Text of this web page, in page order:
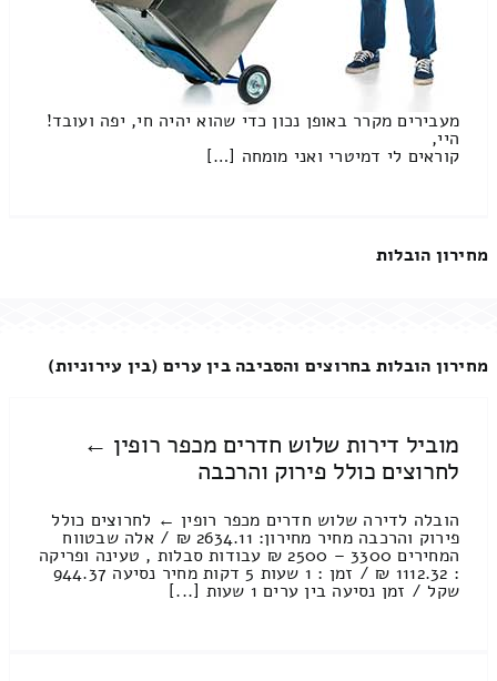
מעבירים מקרר באופן נכון כדי שהוא יהיה חי, יפה ועובד!
היי,
קוראים לי דמיטרי ואני מומחה […]
מחירון הובלות
מחירון הובלות בחרוצים והסביבה בין ערים (בין עירוניות)
מוביל דירות שלוש חדרים מכפר רופין ←
לחרוצים כולל פירוק והרכבה
הובלה לדירה שלוש חדרים מכפר רופין ← לחרוצים כולל
פירוק והרכבה מחיר מחירון: 2634.11 ₪ / אלה שבטווח
המחירים 3300 – 2500 ₪ עבודות סבלות , טעינה ופריקה
: 1112.32 ₪ / זמן : 1 שעות 5 דקות מחיר נסיעה 944.37
שקל / זמן נסיעה בין ערים 1 שעות [...]